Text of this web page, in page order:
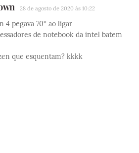
28 de agosto de 2020 às 10:22
4 pegava 70º ao ligar
de notebook da intel batem
que esquentam? kkkk